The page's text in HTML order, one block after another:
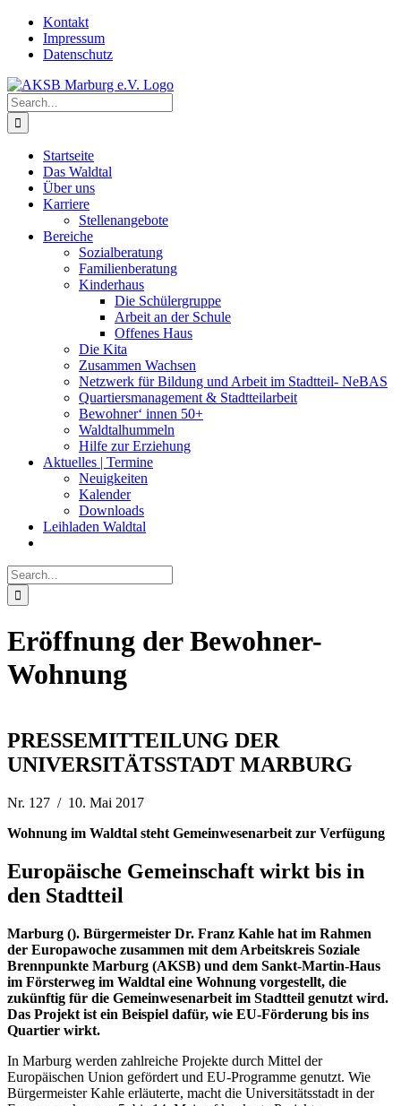
Skip
content
Kontakt
Impressum
Datenschutz
Search
for:
Startseite
Das Waldtal
Über uns
Karriere
Stellenangebote
Bereiche
Sozialberatung
Familienberatung
Kinderhaus
Die Schülergruppe
Arbeit an der Schule
Offenes Haus
Die Kita
Zusammen Wachsen
Netzwerk für Bildung und Arbeit im Stadtteil- NeBAS
Quartiersmanagement & Stadtteilarbeit
Bewohner‘ innen 50+
Waldtalhummeln
Hilfe zur Erziehung
Aktuelles | Termine
Neuigkeiten
Kalender
Downloads
Leihladen Waldtal
Search
for:
Eröffnung der Bewohner-
Wohnung
PRESSEMITTEILUNG DER
UNIVERSITÄTSSTADT MARBURG
Nr. 127 / 10. Mai 2017
Wohnung im Waldtal steht Gemeinwesenarbeit zur Verfügung
Europäische Gemeinschaft wirkt bis in
den Stadtteil
Marburg (). Bürgermeister Dr. Franz Kahle hat im Rahmen
der Europawoche zusammen mit dem Arbeitskreis Soziale
Brennpunkte Marburg (AKSB) und dem Sankt-Martin-Haus
im Försterweg im Waldtal eine Wohnung vorgestellt, die
zukünftig für die Gemeinwesenarbeit im Stadtteil genutzt wird.
Das Projekt ist ein Beispiel dafür, wie EU-Förderung bis ins
Quartier wirkt.
In Marburg werden zahlreiche Projekte durch Mittel der
Europäischen Union gefördert und EU-Programme genutzt. Wie
Bürgermeister Kahle erläuterte, macht die Universitätsstadt in der